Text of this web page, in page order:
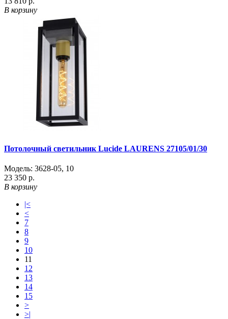
В корзину
Потолочный светильник Lucide LAURENS 27105/01/30
Модель: 3628-05, 10
23 350 р.
В корзину
|<
<
7
8
9
10
11
12
13
14
15
>
>|